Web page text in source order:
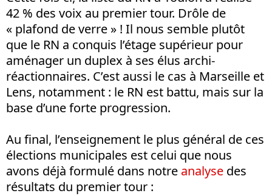
42 % des voix au premier tour. Drôle de
« plafond de verre » ! Il nous semble plutôt
que le RN a conquis l’étage supérieur pour
aménager un duplex à ses élus archi-
réactionnaires. C’est aussi le cas à Marseille et
Lens, notamment : le RN est battu, mais sur la
base d’une forte progression.
Au final, l’enseignement le plus général de ces
élections municipales est celui que nous
avons déjà formulé dans notre analyse des
résultats du premier tour :